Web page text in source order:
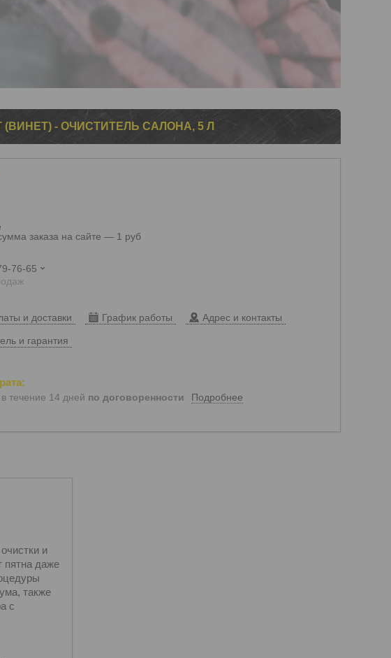
(ВИНЕТ) - ОЧИСТИТЕЛЬ САЛОНА, 5 Л
заказа на сайте — 1 руб
76-65
и доставки График работы Адрес и контакты
и гарантия
в течение 14 дней по договоренности Подробнее
и
пятна даже
также
с